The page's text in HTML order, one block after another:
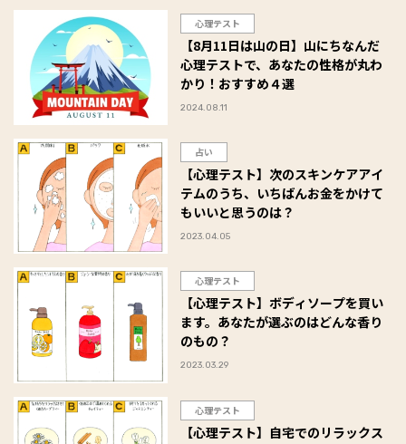
心理テスト
【8月11日は山の日】山にちなんだ
心理テストで、あなたの性格が丸わ
かり！おすすめ４選
2024.08.11
占い
【心理テスト】次のスキンケアアイ
テムのうち、いちばんお金をかけて
もいいと思うのは？
2023.04.05
心理テスト
【心理テスト】ボディソープを買い
ます。あなたが選ぶのはどんな香り
のもの？
2023.03.29
心理テスト
【心理テスト】自宅でのリラックス